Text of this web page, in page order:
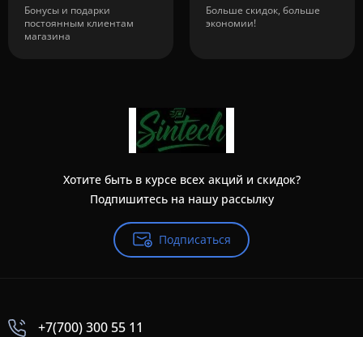
Бонусы и подарки
постоянным клиентам
магазина
Больше скидок, больше
экономии!
Хотите быть в курсе всех акций и скидок?
Подпишитесь на нашу рассылку
Подписаться
+7(700) 300 55 11